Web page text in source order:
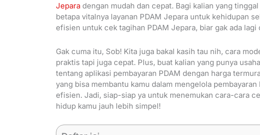
Jepara dengan mudah dan cepat. Bagi kalian yang
betapa vitalnya layanan PDAM Jepara untuk kehidupan
efisien untuk cek tagihan PDAM Jepara, biar gak ada
Gak cuma itu, Sob! Kita juga bakal kasih tau nih, cara
praktis tapi juga cepat. Plus, buat kalian yang punya
tentang aplikasi pembayaran PDAM dengan harga
yang bisa membantu kamu dalam mengelola
efisien. Jadi, siap-siap ya untuk menemukan cara-cara
hidup kamu jauh lebih simpel!